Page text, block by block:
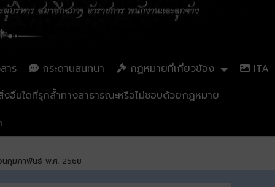
าร กระดานสนทนา กฏหมายที่เกี่ยวข้อง
ITA
อื่นใดที่รุกล้ำทางสาธารณะหรือไม่ชอบด้วยกฎหมาย
อนกุมภาพันธ์ พ.ศ. 2568